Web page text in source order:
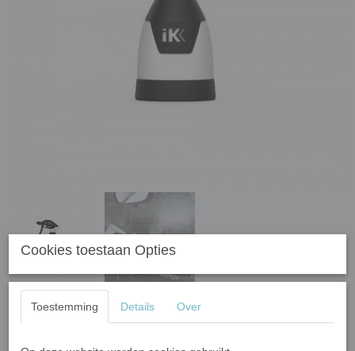
iK - Multi TR mini 360
Cookies toestaan Opties
Toestemming Details Over